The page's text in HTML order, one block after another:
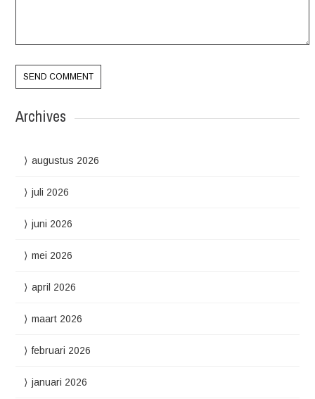
Archives
augustus 2026
juli 2026
juni 2026
mei 2026
april 2026
maart 2026
februari 2026
januari 2026